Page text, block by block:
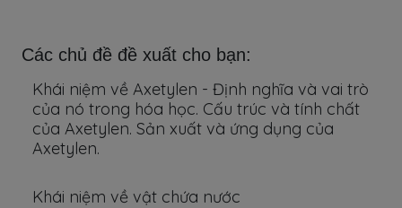
Các chủ đề đề xuất cho bạn:
Khái niệm về Axetylen - Định nghĩa và vai trò
của nó trong hóa học. Cấu trúc và tính chất
của Axetylen. Sản xuất và ứng dụng của
Axetylen.
Khái niệm về vật chứa nước